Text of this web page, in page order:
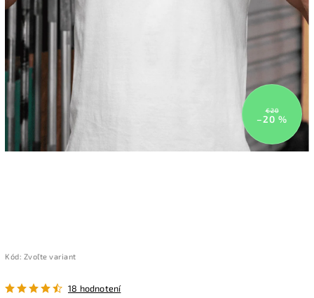
€20
–20 %
Kód: Zvoľte variant
18 hodnotení